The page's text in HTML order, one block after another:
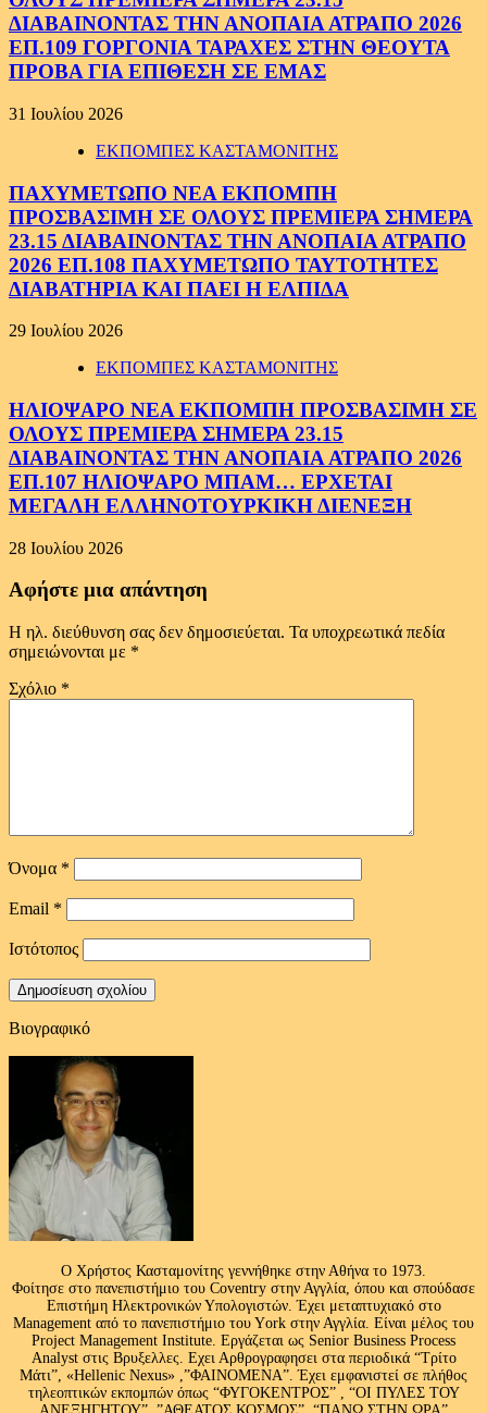
ΔΙΑΒΑΙΝΟΝΤΑΣ ΤΗΝ ΑΝΟΠΑΙΑ ΑΤΡΑΠΟ 2026
ΕΠ.109 ΓΟΡΓΟΝΙΑ ΤΑΡΑΧΕΣ ΣΤΗΝ ΘΕΟΥΤΑ
ΠΡΟΒΑ ΓΙΑ ΕΠΙΘΕΣΗ ΣΕ ΕΜΑΣ
31 Ιουλίου 2026
ΕΚΠΟΜΠΕΣ ΚΑΣΤΑΜΟΝΙΤΗΣ
ΠΑΧΥΜΕΤΩΠΟ ΝΕΑ ΕΚΠΟΜΠΗ
ΠΡΟΣΒΑΣΙΜΗ ΣΕ ΟΛΟΥΣ ΠΡΕΜΙΕΡΑ ΣΗΜΕΡΑ
23.15 ΔΙΑΒΑΙΝΟΝΤΑΣ ΤΗΝ ΑΝΟΠΑΙΑ ΑΤΡΑΠΟ
2026 ΕΠ.108 ΠΑΧΥΜΕΤΩΠΟ ΤΑΥΤΟΤΗΤΕΣ
ΔΙΑΒΑΤΗΡΙΑ ΚΑΙ ΠΑΕΙ Η ΕΛΠΙΔΑ
29 Ιουλίου 2026
ΕΚΠΟΜΠΕΣ ΚΑΣΤΑΜΟΝΙΤΗΣ
ΗΛΙΟΨΑΡΟ ΝΕΑ ΕΚΠΟΜΠΗ ΠΡΟΣΒΑΣΙΜΗ ΣΕ
ΟΛΟΥΣ ΠΡΕΜΙΕΡΑ ΣΗΜΕΡΑ 23.15
ΔΙΑΒΑΙΝΟΝΤΑΣ ΤΗΝ ΑΝΟΠΑΙΑ ΑΤΡΑΠΟ 2026
ΕΠ.107 ΗΛΙΟΨΑΡΟ ΜΠΑΜ… ΕΡΧΕΤΑΙ
ΜΕΓΑΛΗ ΕΛΛΗΝΟΤΟΥΡΚΙΚΗ ΔΙΕΝΕΞΗ
28 Ιουλίου 2026
Αφήστε μια απάντηση
Η ηλ. διεύθυνση σας δεν δημοσιεύεται. Τα υποχρεωτικά πεδία
σημειώνονται με *
Σχόλιο *
Όνομα *
Email *
Ιστότοπος
Βιογραφικό
Ο Χρήστος Κασταμονίτης γεννήθηκε στην Αθήνα το 1973.
Φοίτησε στο πανεπιστήμιο του Coventry στην Αγγλία, όπου και σπούδασε
Επιστήμη Ηλεκτρονικών Υπολογιστών. Έχει μεταπτυχιακό στο
Management από το πανεπιστήμιο του Υork στην Αγγλία. Είναι μέλος του
Project Management Institute. Εργάζεται ως Senior Business Process
Analyst στις Βρυξελλες. Εχει Αρθρογραφησει στα περιοδικά “Τρίτο
Μάτι”, «Hellenic Nexus» ,”ΦΑΙΝΟΜΕΝΑ”. Έχει εμφανιστεί σε πλήθος
τηλεοπτικών εκπομπών όπως “ΦΥΓΟΚΕΝΤΡΟΣ” , “ΟΙ ΠΥΛΕΣ ΤΟΥ